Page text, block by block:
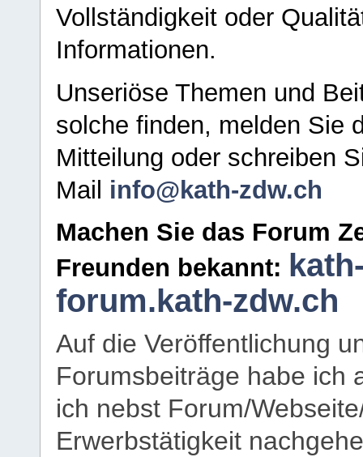
Vollständigkeit oder
Informationen.
Unseriöse Themen und
solche finden, melden Sie
Mitteilung oder schreiben
Mail info@kath-zdw.ch
Machen Sie das Forum
Freunden bekannt:
forum.kath-zdw.ch
Auf die Veröffentlichung
Forumsbeiträge habe ich
ich nebst Forum/
Erwerbstätigkeit